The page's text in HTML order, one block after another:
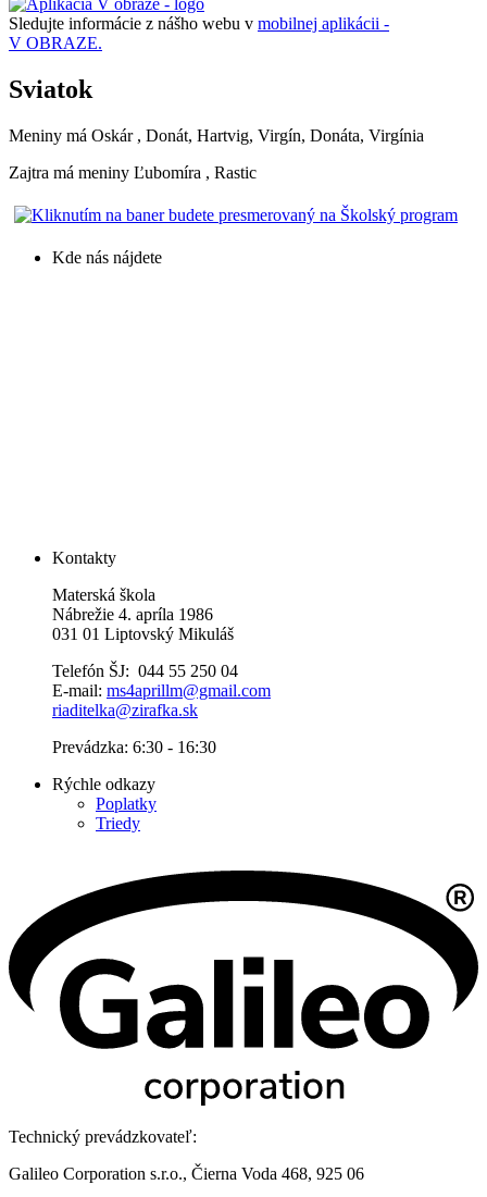
Sledujte informácie z nášho webu v mobilnej aplikácii -
V OBRAZE.
Sviatok
Meniny má Oskár , Donát, Hartvig, Virgín, Donáta, Virgínia
Zajtra má meniny Ľubomíra , Rastic
Kde nás nájdete
Kontakty
Materská škola
Nábrežie 4. apríla 1986
031 01 Liptovský Mikuláš
Telefón ŠJ: 044 55 250 04
E-mail: ms4aprillm@gmail.com
riaditelka@zirafka.sk
Prevádzka: 6:30 - 16:30
Rýchle odkazy
Poplatky
Triedy
Technický prevádzkovateľ:
Galileo Corporation s.r.o., Čierna Voda 468, 925 06